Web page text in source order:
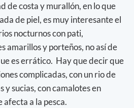
de costa y murallón, en lo que
de piel, es muy interesante el
nocturnos con pati,
amarillos y porteños, no así de
es errático. Hay que decir que
complicadas, con un rio de
y sucias, con camalotes en
afecta a la pesca.